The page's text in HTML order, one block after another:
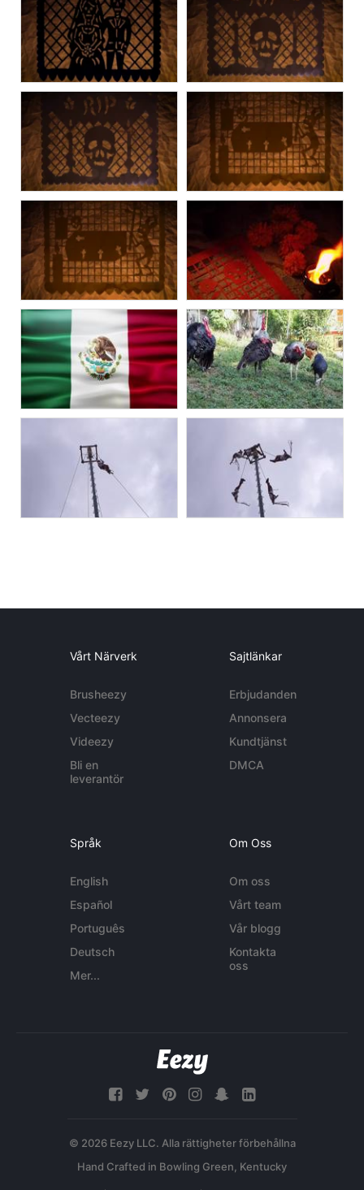
Vårt Närverk
Brusheezy
Vecteezy
Videezy
Bli en
leverantör
Sajtlänkar
Erbjudanden
Annonsera
Kundtjänst
DMCA
Språk
English
Español
Português
Deutsch
Mer...
Om Oss
Om oss
Vårt team
Vår blogg
Kontakta
oss
© 2026 Eezy LLC. Alla rättigheter förbehållna